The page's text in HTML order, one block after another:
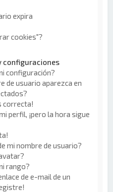
expira
cookies"?
configuraciones
configuración?
de usuario aparezca en
correcta!
perfil, ¡pero la hora sigue
mi nombre de usuario?
rango?
de e-mail de un